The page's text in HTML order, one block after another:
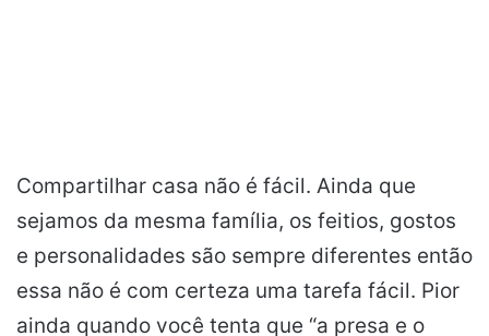
Compartilhar casa não é fácil. Ainda que
sejamos da mesma família, os feitios, gostos
e personalidades são sempre diferentes então
essa não é com certeza uma tarefa fácil. Pior
ainda quando você tenta que “a presa e o